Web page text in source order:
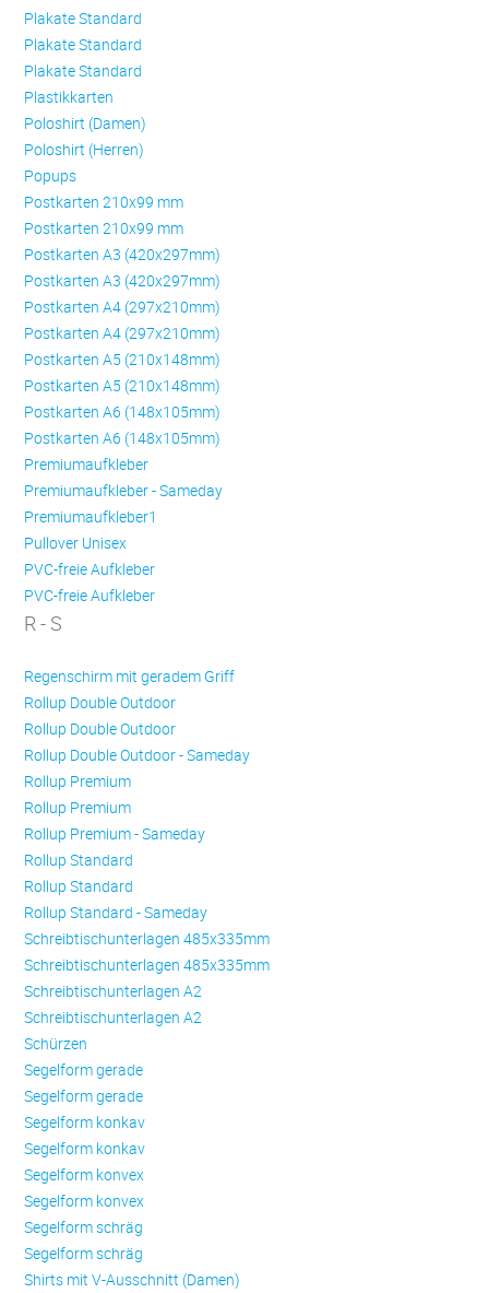
Plakate Standard
Plakate Standard
Plakate Standard
Plastikkarten
Poloshirt (Damen)
Poloshirt (Herren)
Popups
Postkarten 210x99 mm
Postkarten 210x99 mm
Postkarten A3 (420x297mm)
Postkarten A3 (420x297mm)
Postkarten A4 (297x210mm)
Postkarten A4 (297x210mm)
Postkarten A5 (210x148mm)
Postkarten A5 (210x148mm)
Postkarten A6 (148x105mm)
Postkarten A6 (148x105mm)
Premiumaufkleber
Premiumaufkleber - Sameday
Premiumaufkleber1
Pullover Unisex
PVC-freie Aufkleber
PVC-freie Aufkleber
R - S
Regenschirm mit geradem Griff
Rollup Double Outdoor
Rollup Double Outdoor
Rollup Double Outdoor - Sameday
Rollup Premium
Rollup Premium
Rollup Premium - Sameday
Rollup Standard
Rollup Standard
Rollup Standard - Sameday
Schreibtischunterlagen 485x335mm
Schreibtischunterlagen 485x335mm
Schreibtischunterlagen A2
Schreibtischunterlagen A2
Schürzen
Se­gel­form ge­ra­de
Se­gel­form ge­ra­de
Se­gel­form konkav
Se­gel­form konkav
Se­gel­form konvex
Se­gel­form konvex
Se­gel­form schräg
Se­gel­form schräg
Shirts mit V-Ausschnitt (Damen)